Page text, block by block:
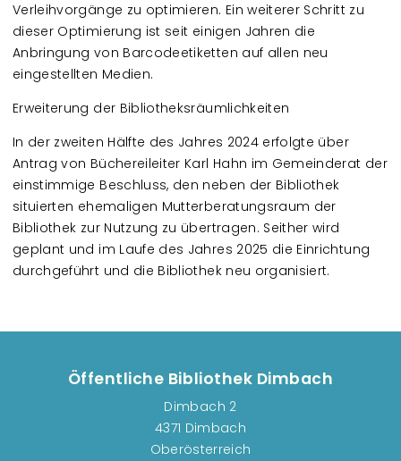
Verleihvorgänge zu optimieren. Ein weiterer Schritt zu
dieser Optimierung ist seit einigen Jahren die
Anbringung von Barcodeetiketten auf allen neu
eingestellten Medien.
Erweiterung der Bibliotheksräumlichkeiten
In der zweiten Hälfte des Jahres 2024 erfolgte über
Antrag von Büchereileiter Karl Hahn im Gemeinderat der
einstimmige Beschluss, den neben der Bibliothek
situierten ehemaligen Mutterberatungsraum der
Bibliothek zur Nutzung zu übertragen. Seither wird
geplant und im Laufe des Jahres 2025 die Einrichtung
durchgeführt und die Bibliothek neu organisiert.
Öffentliche Bibliothek Dimbach
Dimbach 2
4371 Dimbach
Oberösterreich